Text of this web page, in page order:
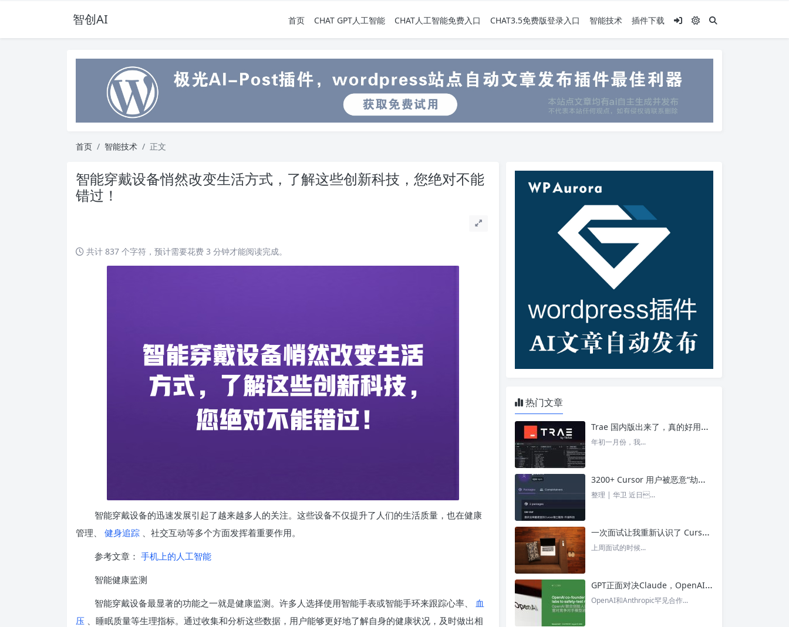
智创AI 首页 CHAT GPT人工智能 CHAT人工智能免费入口 CHAT3.5免费版登录入口 智能技术 插件下载
首页 智能技术 正文
智能穿戴设备悄然改变生活方式，了解这些创新科技，您绝对不能
错过！
共计 837 个字符，预计需要花费 3 分钟才能阅读完成。
智能穿戴设备的迅速发展引起了越来越多人的关注。这些设备不仅提升了人们的生活质量，也在健康
管理、
健身追踪
、社交互动等多个方面发挥着重要作用。
参考文章： 手机上的人工智能
智能健康监测
智能穿戴设备最显著的功能之一就是健康监测。许多人选择使用智能手表或智能手环来跟踪心率、
血
压
、睡眠质量等生理指标。通过收集和分析这些数据，用户能够更好地了解自身的健康状况，及时做出相
热门文章
Trae 国内版出来了，真的好用吗？ – 今日头条
年初一月份，我...
3200+ Cursor 用户被恶意“劫持”！贪图“便宜 API”却惨遭收割， AI 开发者们要小心了 – 今日头条
整理 | 华卫 近日...
一次面试让我重新认识了 Cursor – 今日头条
上周面试的时候...
GPT正面对决Claude，OpenAI竟没全赢，AI安全「极限大测」真相曝光 – 今日头条
OpenAI和Anthropic罕见合作...